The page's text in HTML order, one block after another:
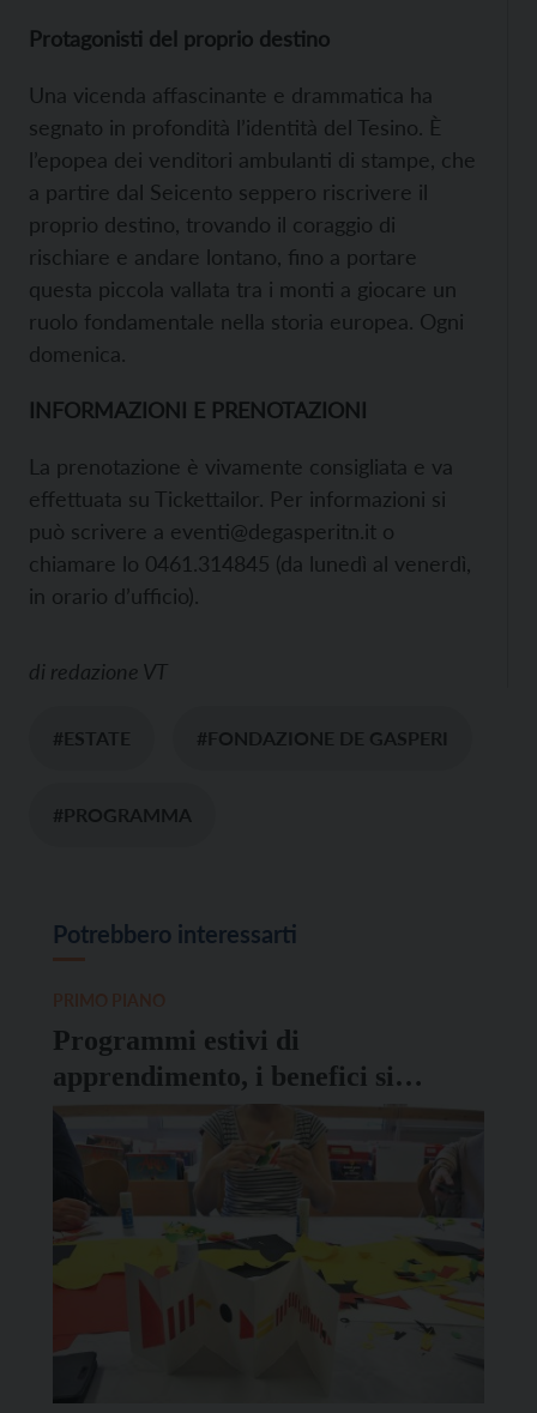
Protagonisti del proprio destino
Una vicenda affascinante e drammatica ha
segnato in profondità l’identità del Tesino. È
l’epopea dei venditori ambulanti di stampe, che
a partire dal Seicento seppero riscrivere il
proprio destino, trovando il coraggio di
rischiare e andare lontano, fino a portare
questa piccola vallata tra i monti a giocare un
ruolo fondamentale nella storia europea. Ogni
domenica.
INFORMAZIONI E PRENOTAZIONI
La prenotazione è vivamente consigliata e va
effettuata su Tickettailor. Per informazioni si
può scrivere a eventi@degasperitn.it o
chiamare lo 0461.314845 (da lunedì al venerdì,
in orario d’ufficio).
di redazione VT
#ESTATE #FONDAZIONE DE GASPERI
#PROGRAMMA
Potrebbero interessarti
Programmi estivi di
apprendimento, i benefici si
vedono soprattutto sui più piccoli